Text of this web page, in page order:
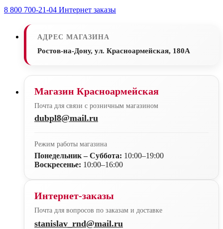
8 800 700-21-04 Интернет заказы
АДРЕС МАГАЗИНА
Ростов-на-Дону, ул. Красноармейская, 180А
Магазин Красноармейская
Почта для связи с розничным магазином
dubpl8@mail.ru
Режим работы магазина
Понедельник – Суббота: 10:00–19:00
Воскресенье: 10:00–16:00
Интернет-заказы
Почта для вопросов по заказам и доставке
stanislav_rnd@mail.ru